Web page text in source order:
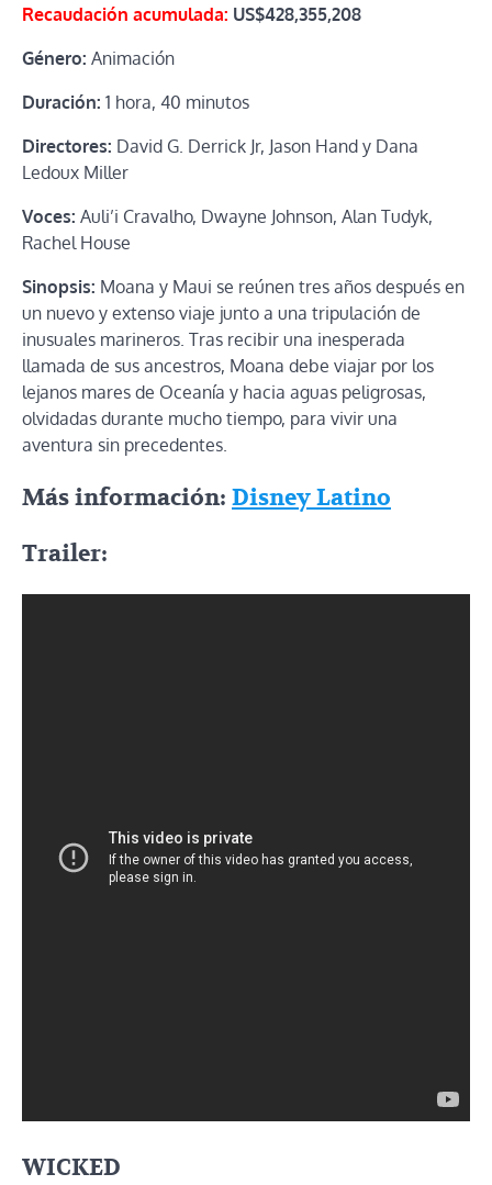
Recaudación acumulada: US$428,355,208
Género: Animación
Duración: 1 hora, 40 minutos
Directores: David G. Derrick Jr, Jason Hand y Dana
Ledoux Miller
Voces: Auli’i Cravalho, Dwayne Johnson, Alan Tudyk,
Rachel House
Sinopsis: Moana y Maui se reúnen tres años después en
un nuevo y extenso viaje junto a una tripulación de
inusuales marineros. Tras recibir una inesperada
llamada de sus ancestros, Moana debe viajar por los
lejanos mares de Oceanía y hacia aguas peligrosas,
olvidadas durante mucho tiempo, para vivir una
aventura sin precedentes.
Más información: Disney Latino
Trailer:
WICKED